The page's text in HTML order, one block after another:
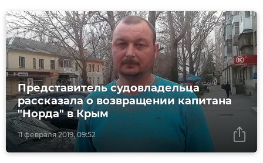
11 февраля 2019, 09:52
Представитель судовладельца
рассказала о возвращении капитана
"Норда" в Крым